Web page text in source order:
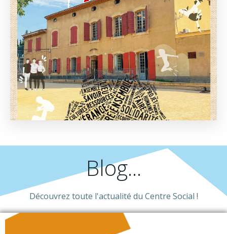
Blog...
Découvrez toute l'actualité du Centre Social !